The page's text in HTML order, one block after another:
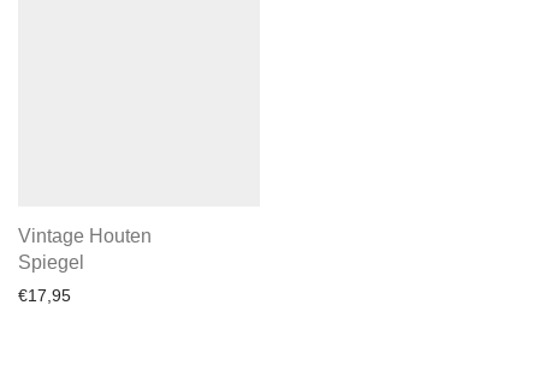
Vintage Houten
Spiegel
€17,95